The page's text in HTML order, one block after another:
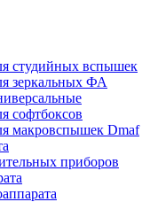
студийных вспышек
зеркальных ФА
софтбоксов
макровспышек Dmaf
приборов